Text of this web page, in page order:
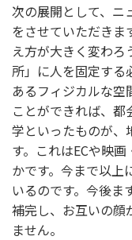
次の展開として、ニ
をさせていただきま
え方が大きく変わろ
所」に人を固定する
あるフィジカルな空
ことができれば、
学といったものが、
す。これはECや映
かです。今まで以上
いるのです。今後ま
補完し、お互いの顔
ません。